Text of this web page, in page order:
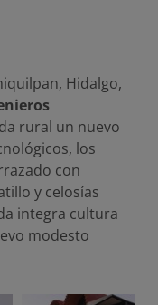
Hidalgo,
rural un nuevo
los
con
y celosías
integra cultura
modesto